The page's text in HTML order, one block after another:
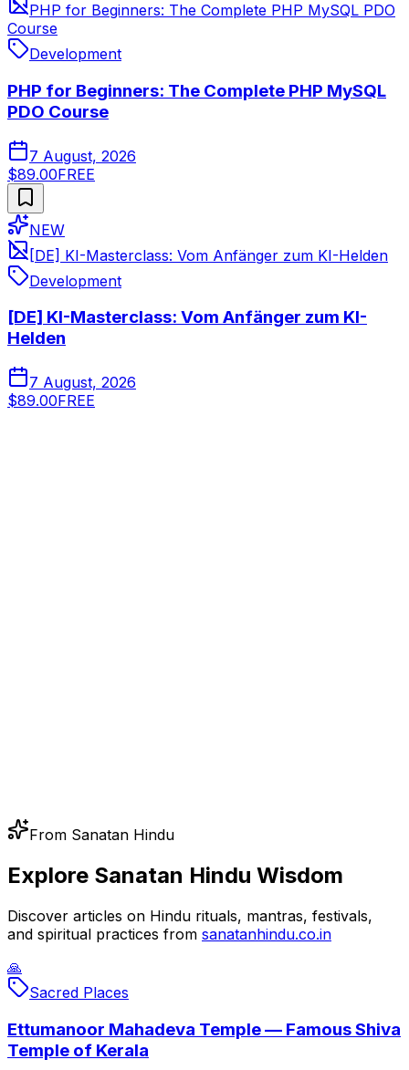
PHP for Beginners: The Complete PHP MySQL PDO
Course
Development
PHP for Beginners: The Complete PHP MySQL
PDO Course
7 August, 2026
$89.00FREE
NEW
[DE] KI-Masterclass: Vom Anfänger zum KI-Helden
Development
[DE] KI-Masterclass: Vom Anfänger zum KI-
Helden
7 August, 2026
$89.00FREE
From Sanatan Hindu
Explore Sanatan Hindu Wisdom
Discover articles on Hindu rituals, mantras, festivals,
and spiritual practices from sanatanhindu.co.in
🙏
Sacred Places
Ettumanoor Mahadeva Temple — Famous Shiva
Temple of Kerala